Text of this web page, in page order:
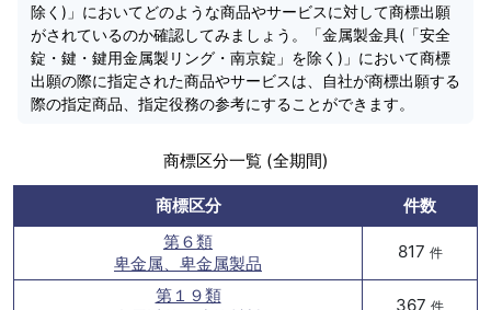
除く)」においてどのような商品やサービスに対して商標出願
がされているのか確認してみましょう。「金属製金具(「安全
錠・鍵・鍵用金属製リング・南京錠」を除く)」において商標
出願の際に指定された商品やサービスは、自社が商標出願する
際の指定商品、指定役務の参考にすることができます。
商標区分一覧 (全期間)
商標区分
件数
第６類
卑金属、卑金属製品
817 件
第１９類
367 件